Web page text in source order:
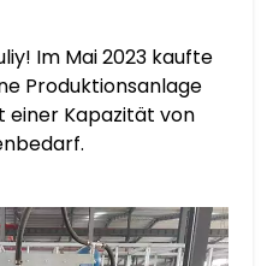
Im Mai 2023 kaufte
Produktionsanlage
einer Kapazität von